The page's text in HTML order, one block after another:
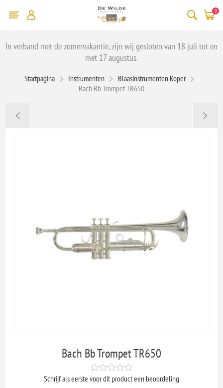
0
In verband met de zomervakantie, zijn wij gesloten van 18 juli tot en
met 17 augustus.
Startpagina Instrumenten
Blaasinstrumenten Koper
Bach Bb Trompet TR650
Bach Bb Trompet TR650
Schrijf als eerste voor dit product een beoordeling